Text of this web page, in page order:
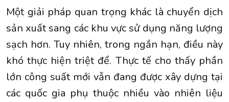
Một giải pháp quan trọng khác là chuyển dịch
sản xuất sang các khu vực sử dụng năng lượng
sạch hơn. Tuy nhiên, trong ngắn hạn, điều này
khó thực hiện triệt để. Thực tế cho thấy phần
lớn công suất mới vẫn đang được xây dựng tại
các quốc gia phụ thuộc nhiều vào nhiên liệu